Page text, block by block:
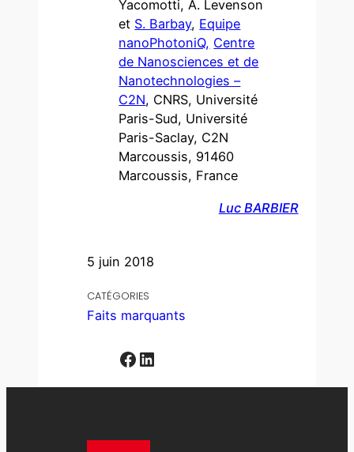
5 juin 2018
CATÉGORIES
Faits marquants
Facebook LinkedIn
Yacomotti, A. Levenson
et S. Barbay, Equipe
nanoPhotoniQ, Centre
de Nanosciences et de
Nanotechnologies –
C2N, CNRS, Université
Paris-Sud, Université
Paris-Saclay, C2N
Marcoussis, 91460
Marcoussis, France
Luc BARBIER